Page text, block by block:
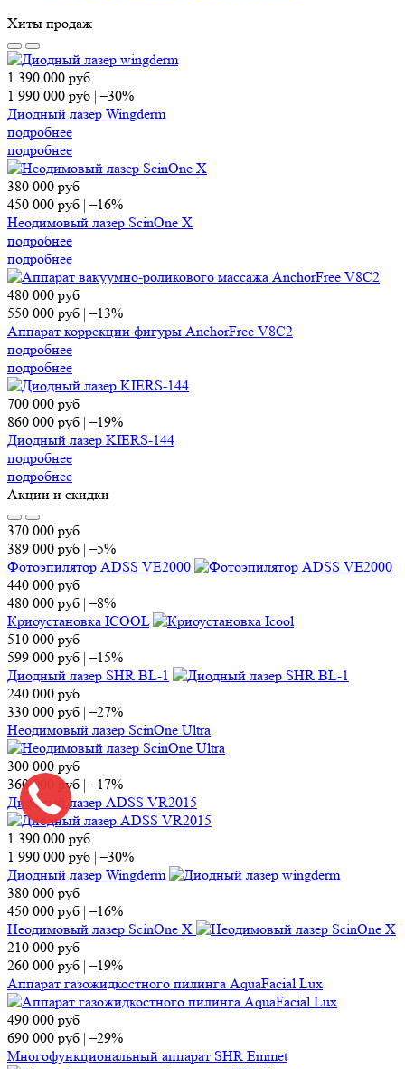
Хиты продаж
1 390 000 руб
1 990 000 руб |–30%
Диодный лазер Wingderm
подробнее
подробнее
380 000 руб
450 000 руб |–16%
Неодимовый лазер ScinOne X
подробнее
подробнее
480 000 руб
550 000 руб |–13%
Аппарат коррекции фигуры AnchorFree V8C2
подробнее
подробнее
700 000 руб
860 000 руб |–19%
Диодный лазер KIERS-144
подробнее
подробнее
Акции и скидки
370 000 руб
389 000 руб |–5%
Фотоэпилятор ADSS VE2000
440 000 руб
480 000 руб |–8%
Криоустановка ICOOL
510 000 руб
599 000 руб |–15%
Диодный лазер SHR BL-1
240 000 руб
330 000 руб |–27%
Неодимовый лазер ScinOne Ultra
300 000 руб
360 000
руб |–17%
Диодный лазер ADSS VR2015
1 390 000 руб
1 990 000 руб |–30%
Диодный лазер Wingderm
380 000 руб
450 000 руб |–16%
Неодимовый лазер ScinOne X
210 000 руб
260 000 руб |–19%
Аппарат газожидкостного пилинга AquaFacial Lux
490 000 руб
690 000 руб |–29%
Многофункциональный аппарат SHR Emmet